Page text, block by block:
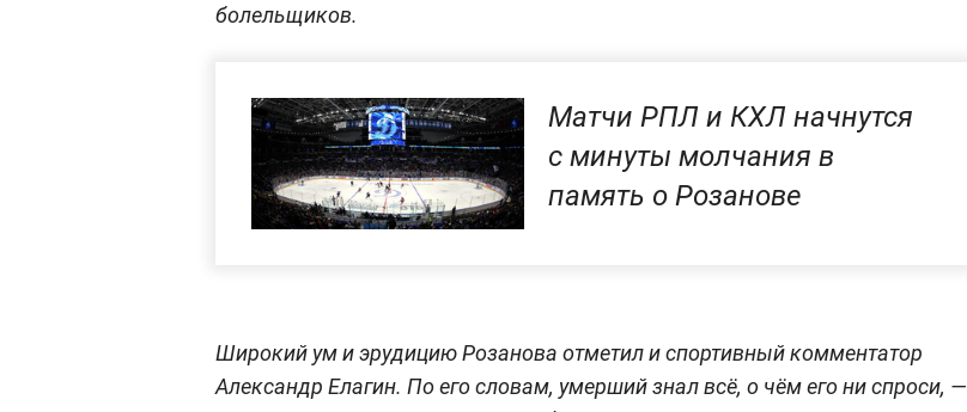
болельщиков.
Матчи РПЛ и КХЛ начнутся
с минуты молчания в
память о Розанове
Широкий ум и эрудицию Розанова отметил и спортивный комментатор
Александр Елагин. По его словам, умерший знал всё, о чём его ни спроси, —